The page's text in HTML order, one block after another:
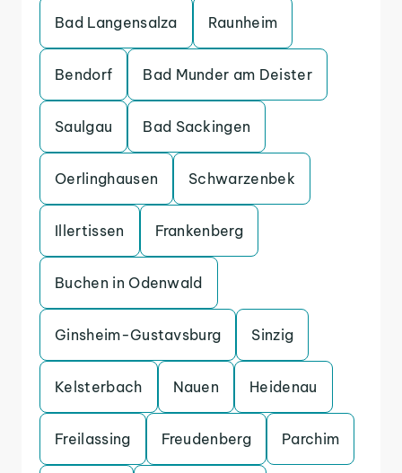
Bad Langensalza Raunheim
Bendorf Bad Munder am Deister
Saulgau Bad Sackingen
Oerlinghausen Schwarzenbek
Illertissen Frankenberg
Buchen in Odenwald
Ginsheim-Gustavsburg Sinzig
Kelsterbach Nauen Heidenau
Freilassing Freudenberg Parchim